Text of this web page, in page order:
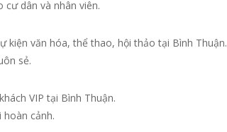
dân và nhân viên.
kiện văn hóa, thể thao, hội thảo tại Bình Thuận.
sẻ.
VIP tại Bình Thuận.
cảnh.